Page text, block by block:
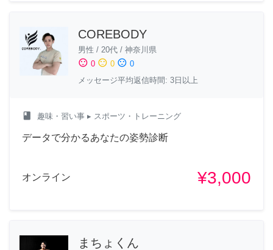
COREBODY
男性 / 20代 / 神奈川県
sentiment_satisfied 0 sentiment_neutral 0 sentiment_dissatisfied 0
メッセージ平均返信時間: 3日以上
class 趣味・習い事 ▸ スポーツ・トレーニング
データで分かるあなたの姿勢診断
オンライン ¥3,000
まちょくん